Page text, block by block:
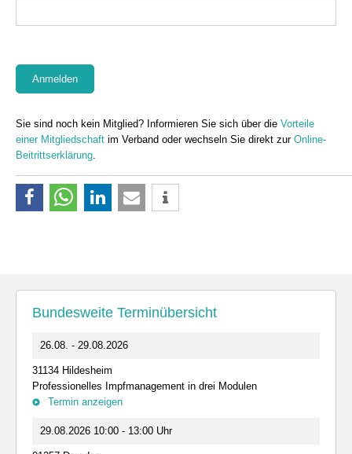
Sie sind noch kein Mitglied? Informieren Sie sich über die Vorteile
einer Mitgliedschaft im Verband oder wechseln Sie direkt zur Online-
Beitrittserklärung.
Bundesweite Terminübersicht
26.08. - 29.08.2026
31134 Hildesheim
Professionelles Impfmanagement in drei Modulen
Termin anzeigen
29.08.2026 10:00 - 13:00 Uhr